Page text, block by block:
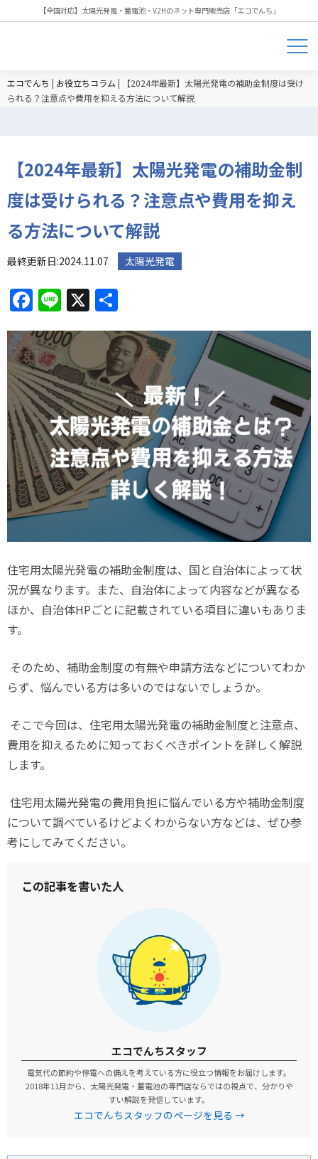
【全国対応】太陽光発電・蓄電池・V2Hのネット専門販売店「エコでんち」
エコでんち | お役立ちコラム |
【2024年最新】太陽光発電の補助金制度は受け
られる？注意点や費用を抑える方法について解説
【2024年最新】太陽光発電の補助金制
度は受けられる？注意点や費用を抑え
る方法について解説
最終更新日:2024.11.07 太陽光発電
Facebook
Line
X
有
住宅用太陽光発電の補助金制度は、国と自治体によって状
況が異なります。また、自治体によって内容などが異なる
ほか、自治体HPごとに記載されている項目に違いもありま
す。
そのため、補助金制度の有無や申請方法などについてわか
らず、悩んでいる方は多いのではないでしょうか。
そこで今回は、住宅用太陽光発電の補助金制度と注意点、
費用を抑えるために知っておくべきポイントを詳しく解説
します。
住宅用太陽光発電の費用負担に悩んでいる方や補助金制度
について調べているけどよくわからない方などは、ぜひ参
考にしてみてください。
この記事を書いた人
エコでんちスタッフ
電気代の節約や停電への備えを考えている方に役立つ情報をお届けします。
2018年11月から、太陽光発電・蓄電池の専門店ならではの視点で、分かりや
すい解説を発信しています。
エコでんちスタッフのページを見る →